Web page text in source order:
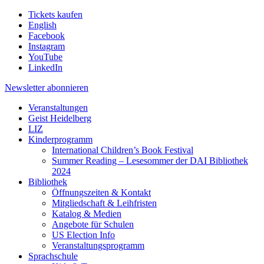
Tickets kaufen
English
Facebook
Instagram
YouTube
LinkedIn
Newsletter abonnieren
Veranstaltungen
Geist Heidelberg
LIZ
Kinderprogramm
International Children’s Book Festival
Summer Reading – Lesesommer der DAI Bibliothek
2024
Bibliothek
Öffnungszeiten & Kontakt
Mitgliedschaft & Leihfristen
Katalog & Medien
Angebote für Schulen
US Election Info
Veranstaltungsprogramm
Sprachschule